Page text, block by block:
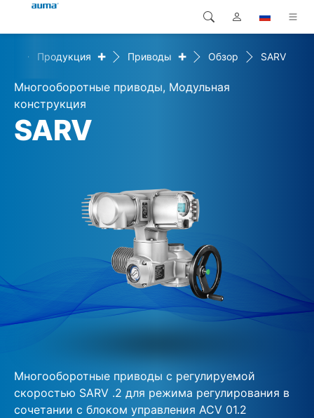
Продукция
Решения
Загрузки
Предприятие
Global
Европа
Азия и Тихий океан
Поиск
Продукция + Приводы + Обзор SARV
Многооборотные приводы, Модульная
конструкция
SARV
Многооборотные приводы с регулируемой
скоростью SARV .2 для режима регулирования в
сочетании с блоком управления ACV 01.2